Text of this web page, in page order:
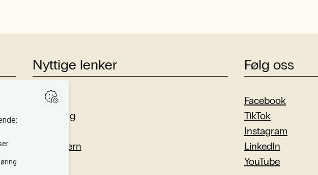
Nyttige lenker
Studier
Forskning
Personvern
Følg oss
Facebook
TikTok
Instagram
LinkedIn
YouTube